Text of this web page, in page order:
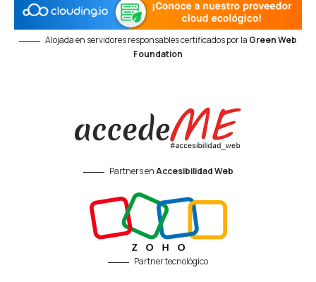
Alojada en servidores responsables certificados por la Green Web
Foundation
Partners enAccesibilidad Web
Partner tecnológico